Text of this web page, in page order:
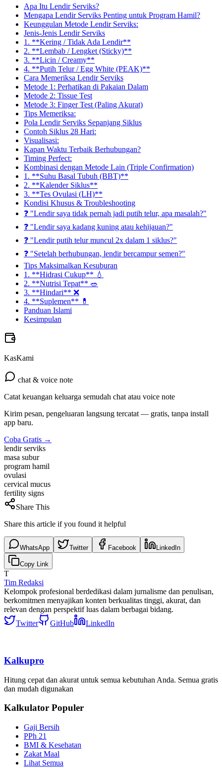
Apa Itu Lendir Serviks?
Mengapa Lendir Serviks Penting untuk Program Hamil?
Keunggulan Metode Lendir Serviks:
Jenis-Jenis Lendir Serviks
1. **Kering / Tidak Ada Lendir**
2. **Lembab / Lengket (Sticky)**
3. **Licin / Creamy**
4. **Putih Telur / Egg White (PEAK)**
Cara Memeriksa Lendir Serviks
Metode 1: Perhatikan di Pakaian Dalam
Metode 2: Tissue Test
Metode 3: Finger Test (Paling Akurat)
Tips Memeriksa:
Pola Lendir Serviks Sepanjang Siklus
Contoh Siklus 28 Hari:
Visualisasi:
Kapan Waktu Terbaik Berhubungan?
Timing Perfect:
Kombinasi dengan Metode Lain (Triple Confirmation)
1. **Suhu Basal Tubuh (BBT)**
2. **Kalender Siklus**
3. **Tes Ovulasi (LH)**
Kondisi Khusus & Troubleshooting
❓ "Lendir saya tidak pernah jadi putih telur, apa masalah?"
❓ "Lendir saya kadang kuning atau kehijauan?"
❓ "Lendir putih telur muncul 2x dalam 1 siklus?"
❓ "Setelah berhubungan, lendir bercampur semen?"
Tips Maksimalkan Kesuburan
1. **Hidrasi Cukup** 💧
2. **Nutrisi Tepat** 🥗
3. **Hindari** ❌
4. **Suplemen** 💊
Panduan Islami
Kesimpulan
KasKami
chat & voice note
Catat keuangan keluarga semudah chat atau voice note
Kirim pesan, pengeluaran langsung tercatat — gratis, tanpa install
app baru.
Coba Gratis →
lendir serviks
masa subur
program hamil
ovulasi
cervical mucus
fertility signs
Share This
Share this article if you found it helpful
WhatsApp Twitter Facebook LinkedIn
Copy Link
T
Tim Redaksi
Kelompok profesional berdedikasi dalam jurnalisme dan penulisan,
berkomitmen menyajikan konten berkualitas tinggi, akurat, dan
relevan dengan perspektif luas dalam berbagai bidang.
Twitter
GitHub LinkedIn
Kalkupro
Hitung cepat dan akurat untuk semua kebutuhan Anda. Semua gratis
dan mudah digunakan
Kalkulator Populer
Gaji Bersih
PPh 21
BMI & Kesehatan
Zakat Maal
Lihat Semua